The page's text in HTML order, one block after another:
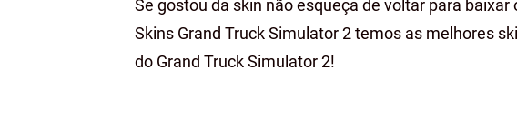
Se gostou da skin não esqueça de voltar para
Skins Grand Truck Simulator 2 temos as melhores
do Grand Truck Simulator 2!